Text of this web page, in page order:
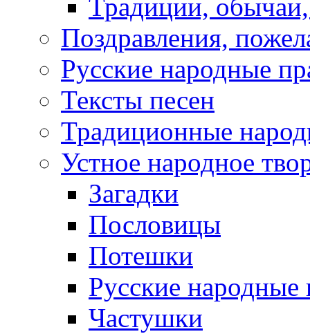
Традиции,
Поздравления,
Русские народные
Тексты песен
Традиционные
Устное народное
Загадки
Пословицы
Потешки
Русские народные
Частушки